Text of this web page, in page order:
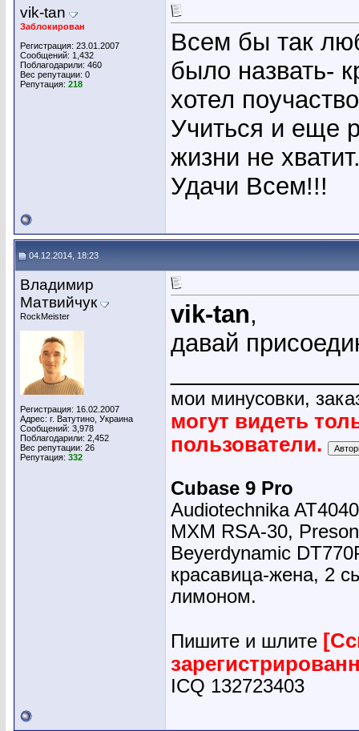
vik-tan
Заблокирован
Регистрация: 23.01.2007
Сообщений: 1,432
Поблагодарили: 460
Вес репутации: 0
Репутация: 218
Всем бы так
было назвать-
хотел
Учиться и еще
жизни не
Удачи Всем!!!
04.12.2014, 18:23
Владимир
Матвийчук
RockMeister
Регистрация: 16.02.2007
Адрес: г. Ватутино, Украина
Сообщений: 3,978
Поблагодарили: 2,452
Вес репутации: 26
Репутация: 332
vik-tan,
давай
мои минусовки,
могут видеть
пользователи.
Cubase 9 Pro
Audiotechnika
MXM RSA-30,
Beyerdynamic
красавица-жена, 2
лимоном.
Пишите и шлите
ICQ 132723403